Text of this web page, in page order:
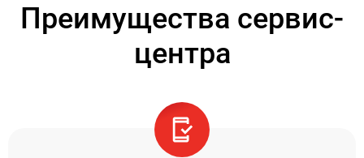
Преимущества сервис-
центра